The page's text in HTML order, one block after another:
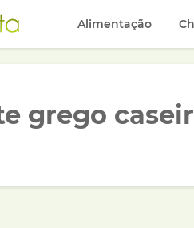
Alimentação
grego